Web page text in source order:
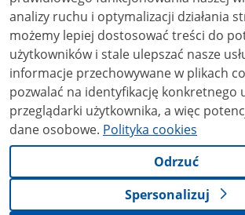
analizy ruchu i optymalizacji działania strony.
możemy lepiej dostosować treści do
użytkowników i stale ulepszać nasze usługi.
informacje przechowywane w plikach
pozwalać na identyfikację konkretnego
przeglądarki użytkownika, a więc
dane osobowe. Polityka cookies
Odrzuć
Spersonalizuj